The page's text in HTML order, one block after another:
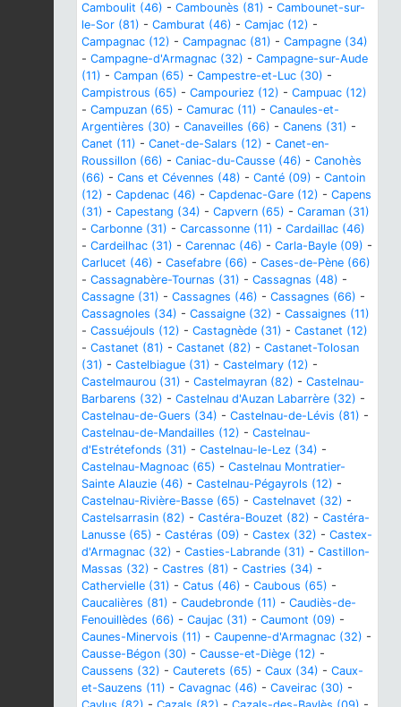
Camboulit (46) - Cambounès (81) - Cambounet-sur-
le-Sor (81) - Camburat (46) - Camjac (12) -
Campagnac (12) - Campagnac (81) - Campagne (34)
- Campagne-d'Armagnac (32) - Campagne-sur-Aude
(11) - Campan (65) - Campestre-et-Luc (30) -
Campistrous (65) - Campouriez (12) - Campuac (12)
- Campuzan (65) - Camurac (11) - Canaules-et-
Argentières (30) - Canaveilles (66) - Canens (31) -
Canet (11) - Canet-de-Salars (12) - Canet-en-
Roussillon (66) - Caniac-du-Causse (46) - Canohès
(66) - Cans et Cévennes (48) - Canté (09) - Cantoin
(12) - Capdenac (46) - Capdenac-Gare (12) - Capens
(31) - Capestang (34) - Capvern (65) - Caraman (31)
- Carbonne (31) - Carcassonne (11) - Cardaillac (46)
- Cardeilhac (31) - Carennac (46) - Carla-Bayle (09) -
Carlucet (46) - Casefabre (66) - Cases-de-Pène (66)
- Cassagnabère-Tournas (31) - Cassagnas (48) -
Cassagne (31) - Cassagnes (46) - Cassagnes (66) -
Cassagnoles (34) - Cassaigne (32) - Cassaignes (11)
- Cassuéjouls (12) - Castagnède (31) - Castanet (12)
- Castanet (81) - Castanet (82) - Castanet-Tolosan
(31) - Castelbiague (31) - Castelmary (12) -
Castelmaurou (31) - Castelmayran (82) - Castelnau-
Barbarens (32) - Castelnau d'Auzan Labarrère (32) -
Castelnau-de-Guers (34) - Castelnau-de-Lévis (81) -
Castelnau-de-Mandailles (12) - Castelnau-
d'Estrétefonds (31) - Castelnau-le-Lez (34) -
Castelnau-Magnoac (65) - Castelnau Montratier-
Sainte Alauzie (46) - Castelnau-Pégayrols (12) -
Castelnau-Rivière-Basse (65) - Castelnavet (32) -
Castelsarrasin (82) - Castéra-Bouzet (82) - Castéra-
Lanusse (65) - Castéras (09) - Castex (32) - Castex-
d'Armagnac (32) - Casties-Labrande (31) - Castillon-
Massas (32) - Castres (81) - Castries (34) -
Cathervielle (31) - Catus (46) - Caubous (65) -
Caucalières (81) - Caudebronde (11) - Caudiès-de-
Fenouillèdes (66) - Caujac (31) - Caumont (09) -
Caunes-Minervois (11) - Caupenne-d'Armagnac (32) -
Causse-Bégon (30) - Causse-et-Diège (12) -
Caussens (32) - Cauterets (65) - Caux (34) - Caux-
et-Sauzens (11) - Cavagnac (46) - Caveirac (30) -